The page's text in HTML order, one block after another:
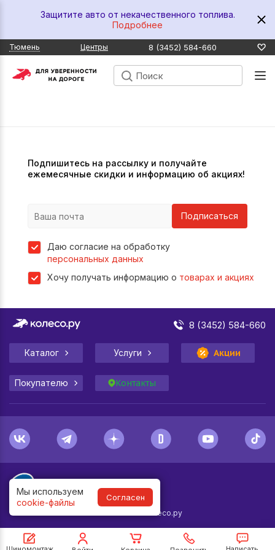
Мы используем
cookie-файлы
Согласен
Защитите авто от некачественного топлива.
Подробнее
Тюмень Центры 8 (3452) 584-660
Подпишитесь на рассылку и получайте
ежемесячные скидки и информацию об акциях!
Подписаться
Даю согласие на обработку
персональных данных
Хочу получать информацию о товарах и акциях
8 (3452) 584-660
Каталог Услуги Акции
Покупателю Контакты
© Колесо.ру